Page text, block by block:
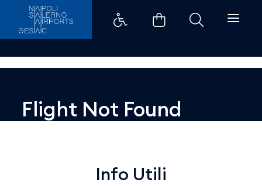
Dettaglio - Aeroporti di Napoli
Flight Not Found
Info Utili